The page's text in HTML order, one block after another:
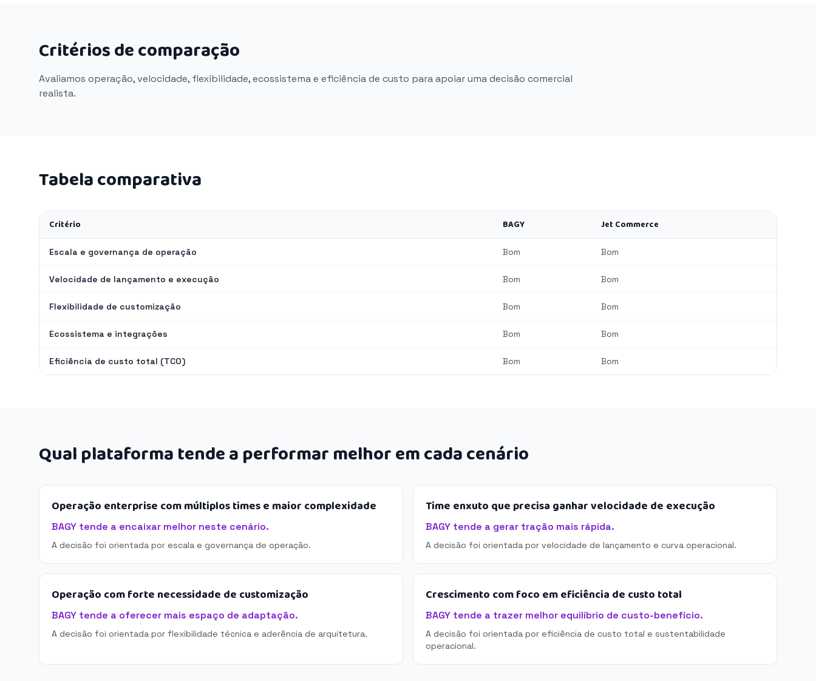
Critérios de comparação
Avaliamos operação, velocidade, flexibilidade, ecossistema e eficiência de custo para apoiar uma decisão comercial
realista.
Tabela comparativa
Critério BAGY Jet Commerce
Escala e governança de operação Bom Bom
Velocidade de lançamento e execução Bom Bom
Flexibilidade de customização Bom Bom
Ecossistema e integrações Bom Bom
Eficiência de custo total (TCO) Bom Bom
Qual plataforma tende a performar melhor em cada cenário
Operação enterprise com múltiplos times e maior complexidade
BAGY tende a encaixar melhor neste cenário.
A decisão foi orientada por escala e governança de operação.
Time enxuto que precisa ganhar velocidade de execução
BAGY tende a gerar tração mais rápida.
A decisão foi orientada por velocidade de lançamento e curva operacional.
Operação com forte necessidade de customização
BAGY tende a oferecer mais espaço de adaptação.
A decisão foi orientada por flexibilidade técnica e aderência de arquitetura.
Crescimento com foco em eficiência de custo total
BAGY tende a trazer melhor equilíbrio de custo-benefício.
A decisão foi orientada por eficiência de custo total e sustentabilidade
operacional.